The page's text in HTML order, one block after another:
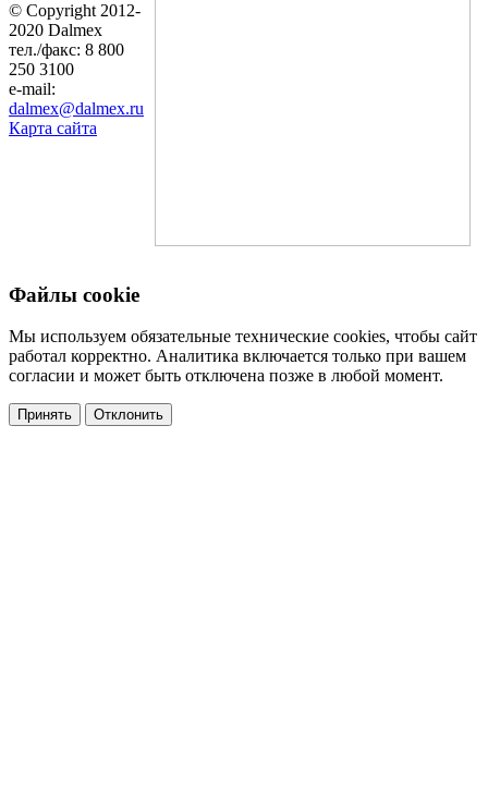
© Copyright 2012-
2020 Dalmex
тел./факс: 8 800
250 3100
e-mail:
dalmex@dalmex.ru
Карта сайта
Файлы cookie
Мы используем обязательные технические cookies, чтобы сайт
работал корректно. Аналитика включается только при вашем
согласии и может быть отключена позже в любой момент.
Принять Отклонить